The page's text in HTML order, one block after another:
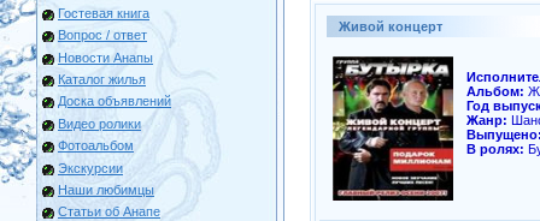
Гостевая книга
Вопрос / ответ
Новости Анапы
Каталог жилья
Доска объявлений
Видео ролики
Фотоальбом
Экскурсии
Наши любимцы
Статьи об Анапе
Живой концерт
Альбом:
Год
Жанр:
В ролях: